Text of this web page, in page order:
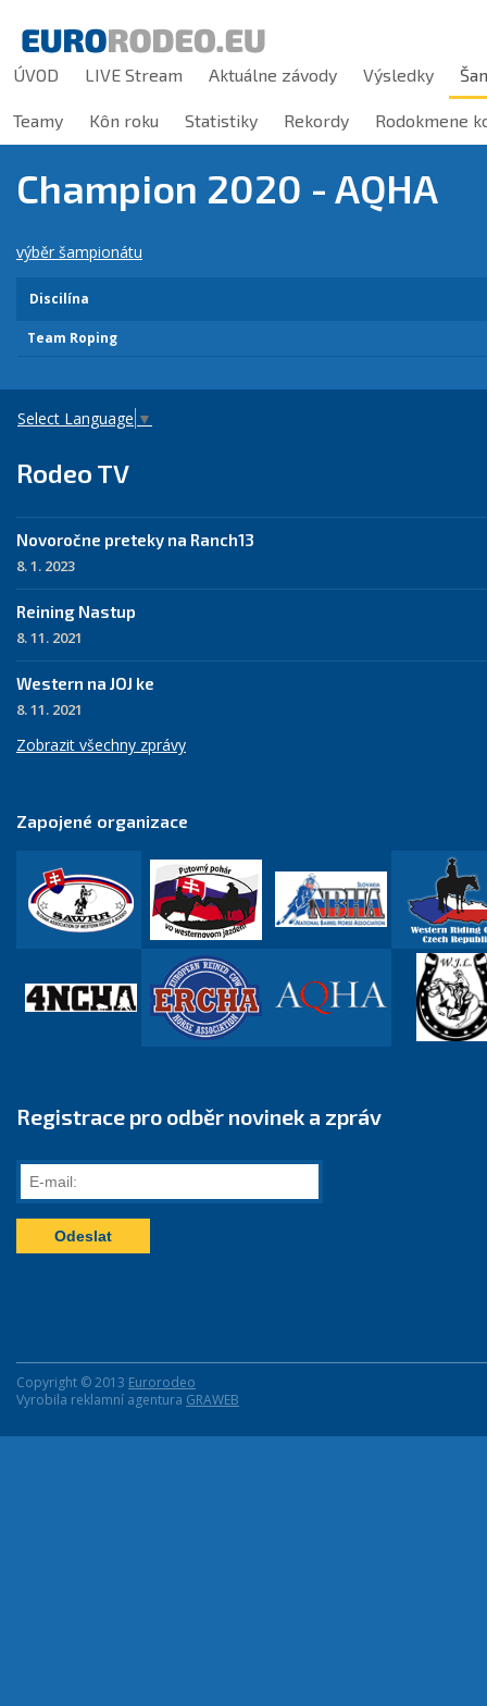
ÚVOD LIVE Stream Aktuálne závody Výsledky
Teamy Kôn roku Statistiky Rekordy Rodokmene
Champion 2020 - AQHA
výběr šampionátu
Discilína
Team Roping
Select Language ▼
Rodeo TV
Novoročne preteky na Ranch13
8. 1. 2023
Reining Nastup
8. 11. 2021
Western na JOJ ke
8. 11. 2021
Zobrazit všechny zprávy
Zapojené organizace
Registrace pro odběr novinek a zpráv
E-
mail:
Copyright © 2013 Eurorodeo
Vyrobila reklamní agentura GRAWEB